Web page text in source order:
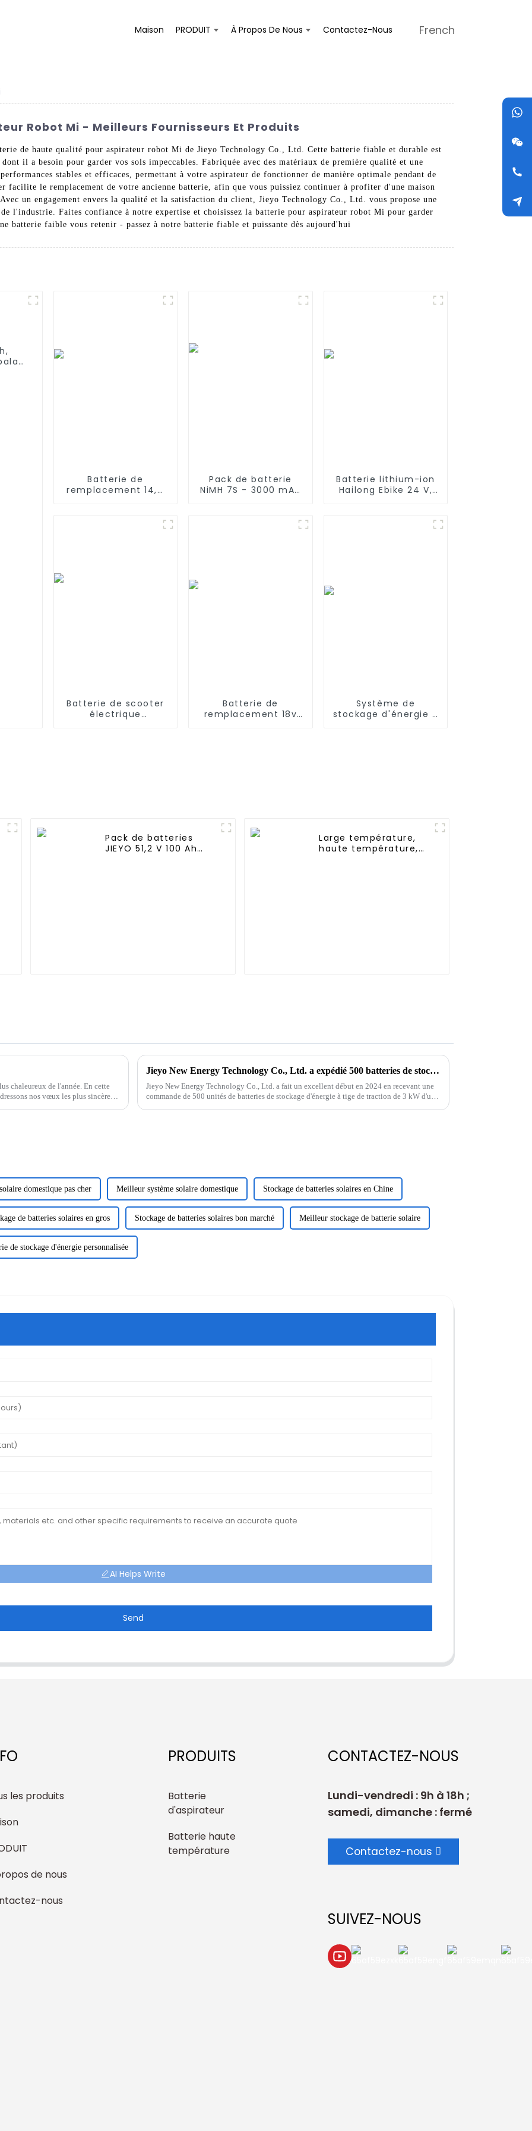
Maison PRODUIT À Propos De Nous Contactez-Nous French
Robot Mi - Meilleurs Fournisseurs Et Produits
de haute qualité pour aspirateur robot Mi de Jieyo Technology Co., Ltd. Cette batterie fiable et durable est
il a besoin pour garder vos sols impeccables. Fabriquée avec des matériaux de première qualité et une
stables et efficaces, permettant à votre aspirateur de fonctionner de manière optimale pendant de
facilite le remplacement de votre ancienne batterie, afin que vous puissiez continuer à profiter d'une maison
un engagement envers la qualité et la satisfaction du client, Jieyo Technology Co., Ltd. vous propose une
l'industrie. Faites confiance à notre expertise et choisissez la batterie pour aspirateur robot Mi pour garder
batterie faible vous retenir - passez à notre batterie fiable et puissante dès aujourd'hui
Batterie de
remplacement 14,4
iLife A4s, A4s Pro, A6,
Pack de batterie
NiMH 7S - 3000 mAh
Batterie lithium-ion
Hailong Ebike 24 V,
Ah, 20 Ah, 24 Ah pour
Batterie de scooter
électrique
Batterie de
remplacement 18v
Système de
stockage d'énergie à
Pack de batteries
JIEYO 51,2 V 100 Ah
Large température,
haute température,
chaleureux de l'année. En cette
nos vœux les plus sincères
Jieyo New Energy Technology Co., Ltd. a expédié 500 batteries de stockage d'énergie de 3 kW
Jieyo New Energy Technology Co., Ltd. a fait un excellent début en 2024 en recevant une
commande de 500 unités de batteries de stockage d'énergie à tige de traction de 3 kW d'une
domestique pas cher Meilleur système solaire domestique Stockage de batteries solaires en Chine
de batteries solaires en gros Stockage de batteries solaires bon marché Meilleur stockage de batterie solaire
de stockage d'énergie personnalisée
AI Helps Write
Send
les produits
de nous
nous
PRODUITS
Batterie
d'aspirateur
Batterie haute
température
CONTACTEZ-NOUS
Lundi-vendredi : 9h à 18h ;
samedi, dimanche : fermé
Contactez-nous
SUIVEZ-NOUS